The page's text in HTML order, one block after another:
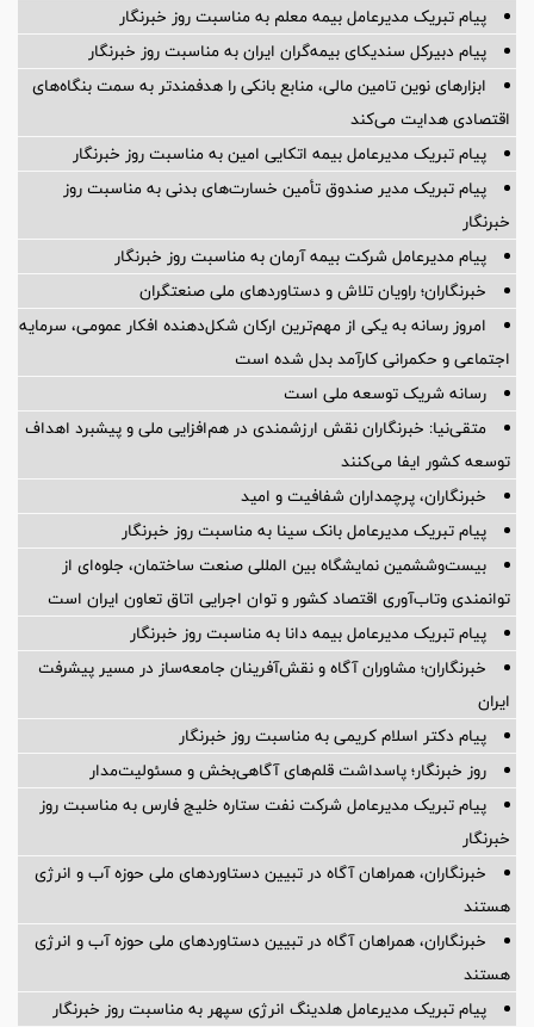
پیام تبریک مدیرعامل بیمه معلم به مناسبت روز خبرنگار
پیام دبیرکل سندیکای بیمه‌گران ایران به مناسبت روز خبرنگار
ابزارهای نوین تامین مالی، منابع بانکی را هدفمندتر به سمت بنگاه‌های
اقتصادی هدایت می‌کند
پیام تبریک مدیرعامل بیمه اتکایی امین به مناسبت روز خبرنگار
پیام تبریک مدیر صندوق تأمین خسارت‌های بدنی به مناسبت روز
خبرنگار
پیام مدیرعامل شرکت بیمه آرمان به مناسبت روز خبرنگار
خبرنگاران؛ راویان تلاش و دستاوردهای ملی صنعتگران
امروز رسانه به یکی از مهم‌ترین ارکان شکل‌دهنده افکار عمومی، سرمایه
اجتماعی و حکمرانی کارآمد بدل شده است
رسانه شریک توسعه ملی است
متقی‌نیا: خبرنگاران نقش ارزشمندی در هم‌افزایی ملی و پیشبرد اهداف
توسعه کشور ایفا می‌کنند
خبرنگاران، پرچمداران شفافیت و امید
پیام تبریک مدیرعامل بانک سینا به مناسبت روز خبرنگار
بیست‌وششمین نمایشگاه بین المللی صنعت ساختمان، جلوه‌ای از
توانمندی وتاب‌آوری اقتصاد کشور و توان اجرایی اتاق تعاون ایران است
پیام ‌تبریک‌ مدیرعامل بیمه دانا به مناسبت روز خبرنگار
خبرنگاران؛ مشاوران آگاه و نقش‌آفرینان جامعه‌ساز در مسیر پیشرفت
ایران
پیام دکتر اسلام کریمی به مناسبت روز خبرنگار
روز خبرنگار؛ پاسداشت قلم‌های آگاهی‌بخش و مسئولیت‌مدار
پیام تبریک مدیرعامل شرکت نفت ستاره خلیج فارس به مناسبت روز
خبرنگار
خبرنگاران، همراهان آگاه در تبیین دستاوردهای ملی حوزه آب و انرژی
هستند
خبرنگاران، همراهان آگاه در تبیین دستاوردهای ملی حوزه آب و انرژی
هستند
پیام تبریک مدیرعامل هلدینگ انرژی سپهر به مناسبت روز خبرنگار